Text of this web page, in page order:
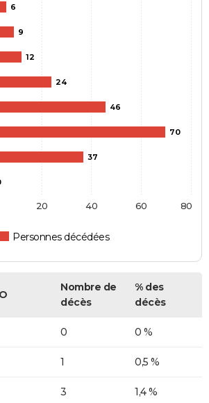
6
9
12
24
46
70
37
Personnes décédées
20 40 60 80
Nombre de
décès
% des
décès
0 0 %
1 0,5 %
3 1,4 %